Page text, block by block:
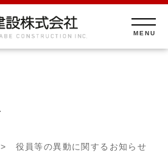
役員等の異動に関するお知らせ